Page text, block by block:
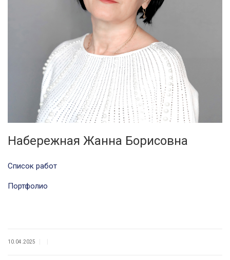
Набережная Жанна Борисовна
Список работ
Портфолио
10.04.2025